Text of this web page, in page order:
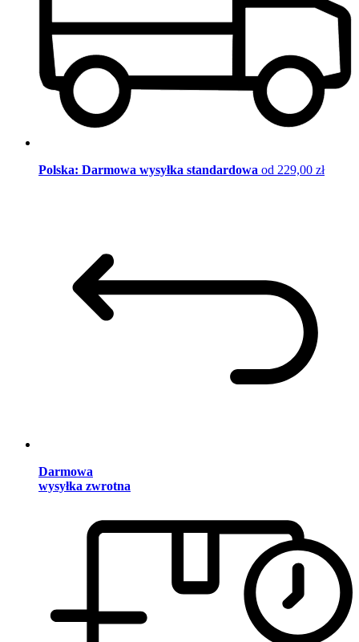
Polska: Darmowa wysyłka standardowa od 229,00 zł
Darmowa
wysyłka zwrotna